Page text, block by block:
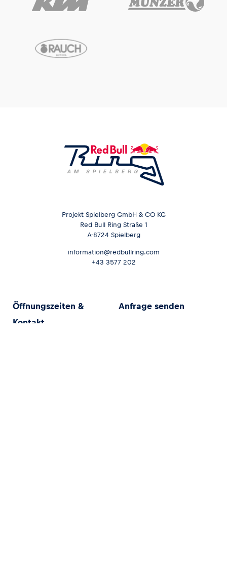
Projekt Spielberg GmbH & CO KG
Red Bull Ring Straße 1
A-8724 Spielberg
information@redbullring.com
+43 3577 202
Öffnungszeiten &
Kontakt
Anfrage senden